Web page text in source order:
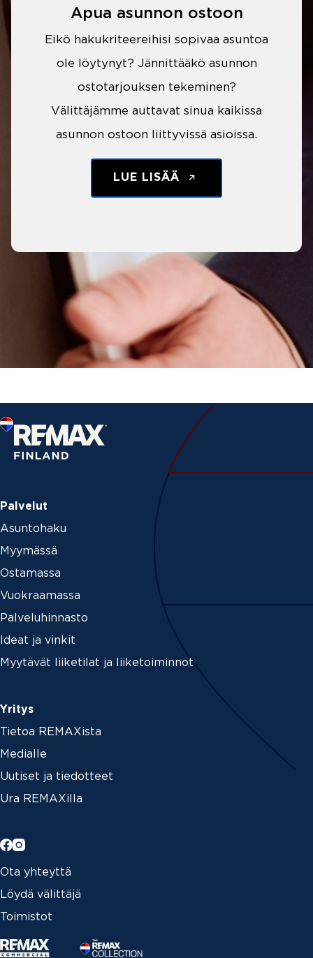
Apua asunnon ostoon
Eikö hakukriteereihisi sopivaa asuntoa
ole löytynyt? Jännittääkö asunnon
ostotarjouksen tekeminen?
Välittäjämme auttavat sinua kaikissa
asunnon ostoon liittyvissä asioissa.
LUE LISÄÄ
Palvelut
Asuntohaku
Myymässä
Ostamassa
Vuokraamassa
Palveluhinnasto
Ideat ja vinkit
Myytävät liiketilat ja liiketoiminnot
Yritys
Tietoa REMAXista
Medialle
Uutiset ja tiedotteet
Ura REMAXilla
Ota yhteyttä
Löydä välittäjä
Toimistot